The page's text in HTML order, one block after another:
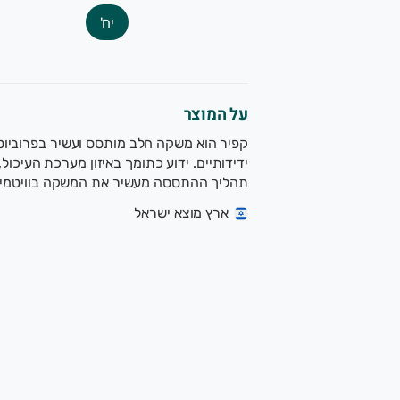
יח'
על המוצר
קפיר הוא משקה חלב מותסס ועשיר
ידידותיים. ידוע כתומך באיזון מערכת
תהליך ההתססה מעשיר את המשקה
ארץ מוצא ישראל